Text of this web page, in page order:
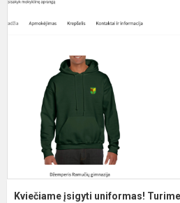
Kviečiame įsigyti uniformas!